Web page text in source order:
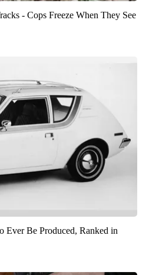
- Cops Freeze When They See
Ever Be Produced, Ranked in